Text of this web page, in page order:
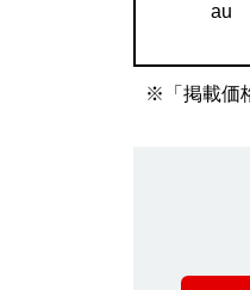
au
※「掲載価